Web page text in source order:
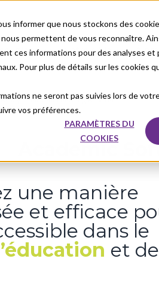
informer que nous stockons des
permettent de vous reconnaître.
ces informations pour des analyses
Pour plus de détails sur les cookies
ne seront pas suivies lors de
vos préférences.
PARAMÈTRES DU
COOKIES
Notre cible À
My Intelligent Learning Assistant
Academic
une manière
et efficace
dans le
et de